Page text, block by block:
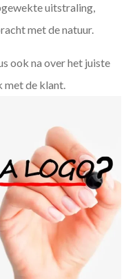
uitstraling,
met de natuur.
ook na over het juiste
met de klant.